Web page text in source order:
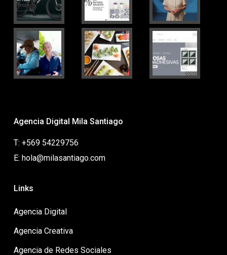
Agencia Digital Mila Santiago
T: +569 54229756
E: hola@milasantiago.com
Links
Agencia Digital
Agencia Creativa
Agencia de Redes Sociales